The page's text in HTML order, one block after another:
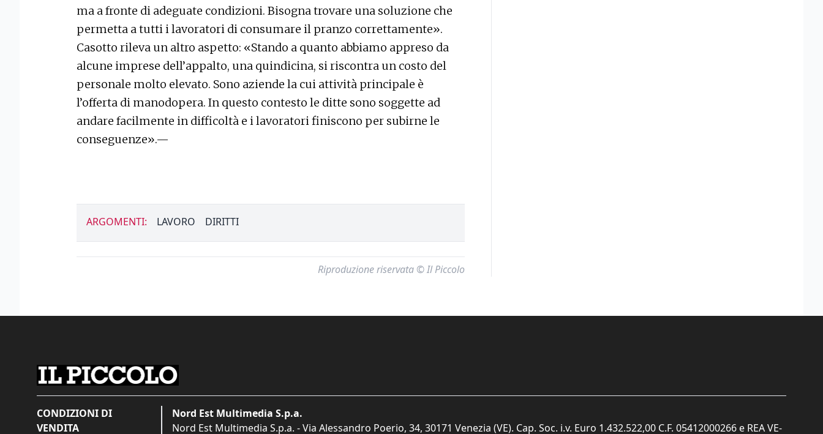
ma a fronte di adeguate condizioni. Bisogna trovare una soluzione che
permetta a tutti i lavoratori di consumare il pranzo correttamente».
Casotto rileva un altro aspetto: «Stando a quanto abbiamo appreso da
alcune imprese dell’appalto, una quindicina, si riscontra un costo del
personale molto elevato. Sono aziende la cui attività principale è
l’offerta di manodopera. In questo contesto le ditte sono soggette ad
andare facilmente in difficoltà e i lavoratori finiscono per subirne le
conseguenze».—
ARGOMENTI: LAVORO DIRITTI
Riproduzione riservata © Il Piccolo
CONDIZIONI DI
VENDITA
Nord Est Multimedia S.p.a.
Nord Est Multimedia S.p.a. - Via Alessandro Poerio, 34, 30171 Venezia (VE). Cap. Soc. i.v. Euro 1.432.522,00 C.F. 05412000266 e REA VE-